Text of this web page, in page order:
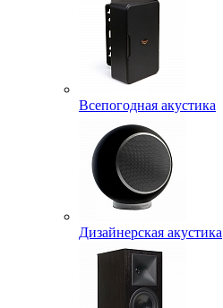
Всепогодная акустика
Дизайнерская акустика